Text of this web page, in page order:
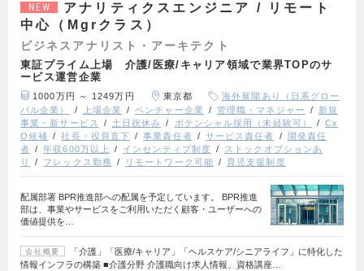
NEW
アナリティクスエンジニア / リモート
中心（Mgrクラス）
ビジネスアナリスト・アーキテクト
東証プライム上場 介護/医療/キャリア領域で業界TOPのサ
ービス運営企業
1000万円 ～ 1249万円 東京都
海外展開あり（日系グロー
バル企業）
上場企業 ベンチャー企業 管理職・マネジャー
新規
事業・新サービス
土日祝休み ポテンシャル採用（未経験可）
Cx
O候補
社長・役員直下 事業責任者 サービス責任者
開発責任
者
年収600万以上 インセンティブ制度
ストックオプションあ
り
フレックス勤務 リモートワーク可能 育児支援制度
配属部署 BPR推進部への配属を予定しています。 BPR推進
部は、事業やサービスをご利用いただく顧客・ユーザーへの
価値提供を…
会社概要
「介護」「医療/キャリア」「ヘルスケア/シニアライフ」に特化した
情報インフラの構築 ■介護分野 介護職向け求人情報、資格講座…